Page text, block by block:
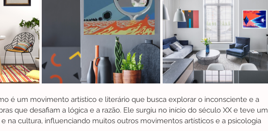
é um movimento artístico e literário que busca explorar o inconsciente e a
que desafiam a lógica e a razão. Ele surgiu no início do século XX e teve um
na cultura, influenciando muitos outros movimentos artísticos e a psicologia